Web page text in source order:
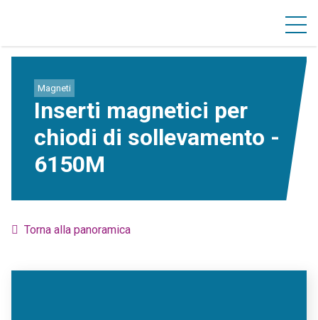
Magneti
Inserti magnetici per
chiodi di sollevamento -
6150M
Torna alla panoramica